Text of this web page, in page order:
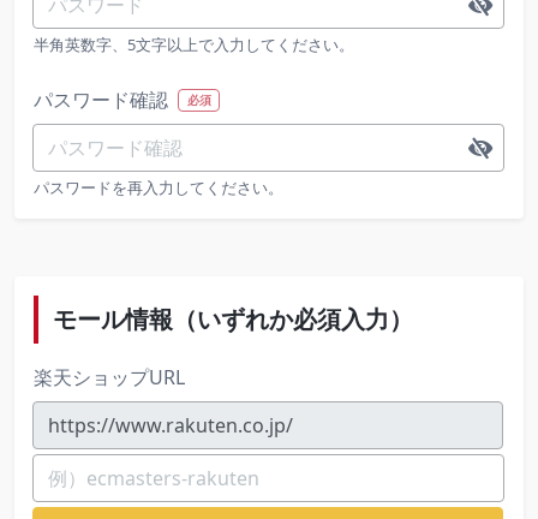
半角英数字、5文字以上で入力してください。
パスワード確認 必須
パスワードを再入力してください。
モール情報（いずれか必須入力）
楽天ショップURL
https://www.rakuten.co.jp/